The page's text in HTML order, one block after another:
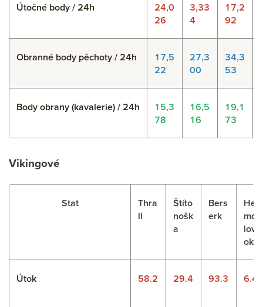
Útočné body / 24h
24,0
26
3,33
4
17,2
92
Obranné body pěchoty / 24h
17,5
22
27,3
00
34,3
53
Body obrany (kavalerie) / 24h
15,3
78
16,5
16
19,1
73
Vikingové
Stat
Thra
ll
Štíto
nošk
a
Bers
erk
Hei
lovo
oko
Útok 58.2 29.4 93.3 6.4